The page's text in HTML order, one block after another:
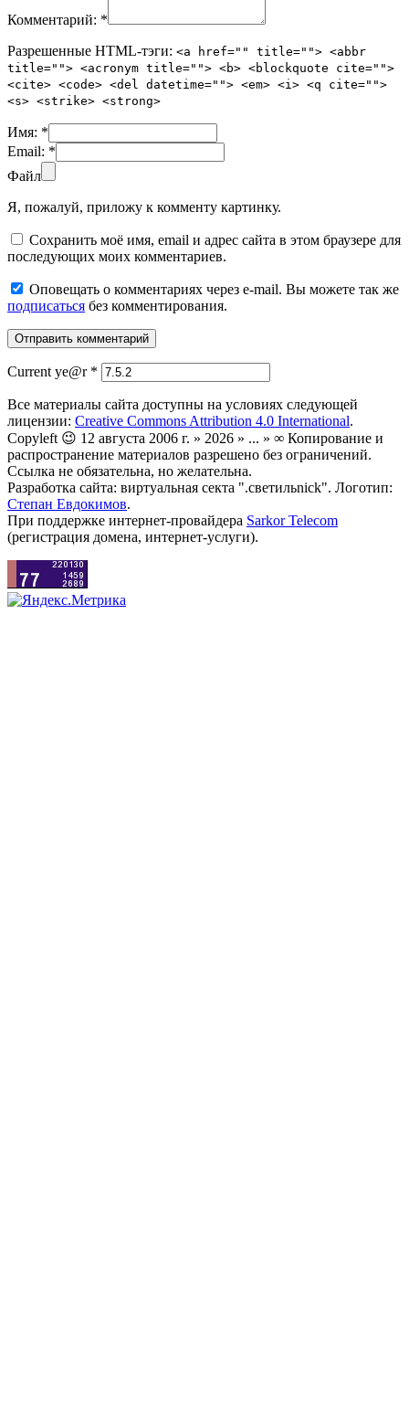
Комментарий: *
Разрешенные HTML-тэги: <a href="" title=""> <abbr
title=""> <acronym title=""> <b> <blockquote cite="">
<cite> <code> <del datetime=""> <em> <i> <q cite="">
<s> <strike> <strong>
Имя: *
Email: *
Файл
Я, пожалуй, приложу к комменту картинку.
Сохранить моё имя, email и адрес сайта в этом браузере для
последующих моих комментариев.
Оповещать о комментариях через e-mail. Вы можете так же
подписаться без комментирования.
Current ye@r *
Все материалы сайта доступны на условиях следующей
лицензии: Creative Commons Attribution 4.0 International.
Copyleft 😉 12 августа 2006 г. » 2026 » ... » ∞ Копирование и
распространение материалов разрешено без ограничений.
Ссылка не обязательна, но желательна.
Разработка сайта: виртуальная секта ".светильnick". Логотип:
Степан Евдокимов.
При поддержке интернет-провайдера Sarkor Telecom
(регистрация домена, интернет-услуги).